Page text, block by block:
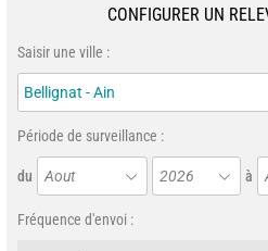
CONFIGURER UN
Saisir une ville :
Période de surveillance :
du Aout 2026 à
Fréquence d'envoi :